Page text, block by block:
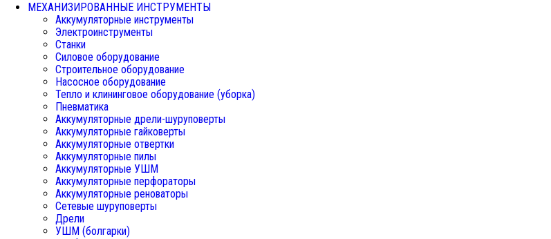
МЕХАНИЗИРОВАННЫЕ ИНСТРУМЕНТЫ
Аккумуляторные инструменты
Электроинструменты
Станки
Силовое оборудование
Строительное оборудование
Насосное оборудование
Тепло и клининговое оборудование (уборка)
Пневматика
Аккумуляторные дрели-шуруповерты
Аккумуляторные гайковерты
Аккумуляторные отвертки
Аккумуляторные пилы
Аккумуляторные УШМ
Аккумуляторные перфораторы
Аккумуляторные реноваторы
Сетевые шуруповерты
Дрели
УШМ (болгарки)